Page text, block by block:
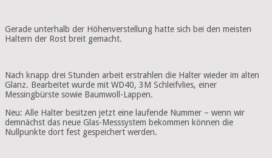
Gerade unterhalb der Höhenverstellung hatte sich bei den meisten
Haltern der Rost breit gemacht.
Nach knapp drei Stunden arbeit erstrahlen die Halter wieder im alten
Glanz. Bearbeitet wurde mit WD40, 3M Schleifvlies, einer
Messingbürste sowie Baumwoll-Lappen.
Neu: Alle Halter besitzen jetzt eine laufende Nummer – wenn wir
demnächst das neue Glas-Messsystem bekommen können die
Nullpunkte dort fest gespeichert werden.